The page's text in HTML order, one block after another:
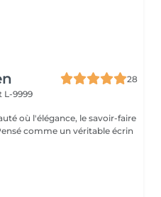
28
L-9999
où l'élégance, le savoir-faire
comme un véritable écrin